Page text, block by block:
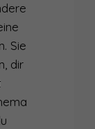
Sie
dir